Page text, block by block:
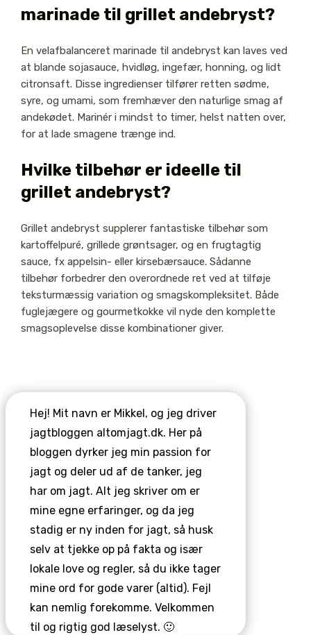
marinade til grillet andebryst?
En velafbalanceret marinade til andebryst kan laves ved
at blande sojasauce, hvidløg, ingefær, honning, og lidt
citronsaft. Disse ingredienser tilfører retten sødme,
syre, og umami, som fremhæver den naturlige smag af
andekødet. Marinér i mindst to timer, helst natten over,
for at lade smagene trænge ind.
Hvilke tilbehør er ideelle til
grillet andebryst?
Grillet andebryst supplerer fantastiske tilbehør som
kartoffelpuré, grillede grøntsager, og en frugtagtig
sauce, fx appelsin- eller kirsebærsauce. Sådanne
tilbehør forbedrer den overordnede ret ved at tilføje
teksturmæssig variation og smagskompleksitet. Både
fuglejægere og gourmetkokke vil nyde den komplette
smagsoplevelse disse kombinationer giver.
Hej! Mit navn er Mikkel, og jeg driver
jagtbloggen altomjagt.dk. Her på
bloggen dyrker jeg min passion for
jagt og deler ud af de tanker, jeg
har om jagt. Alt jeg skriver om er
mine egne erfaringer, og da jeg
stadig er ny inden for jagt, så husk
selv at tjekke op på fakta og især
lokale love og regler, så du ikke tager
mine ord for gode varer (altid). Fejl
kan nemlig forekomme. Velkommen
til og rigtig god læselyst. 🙂